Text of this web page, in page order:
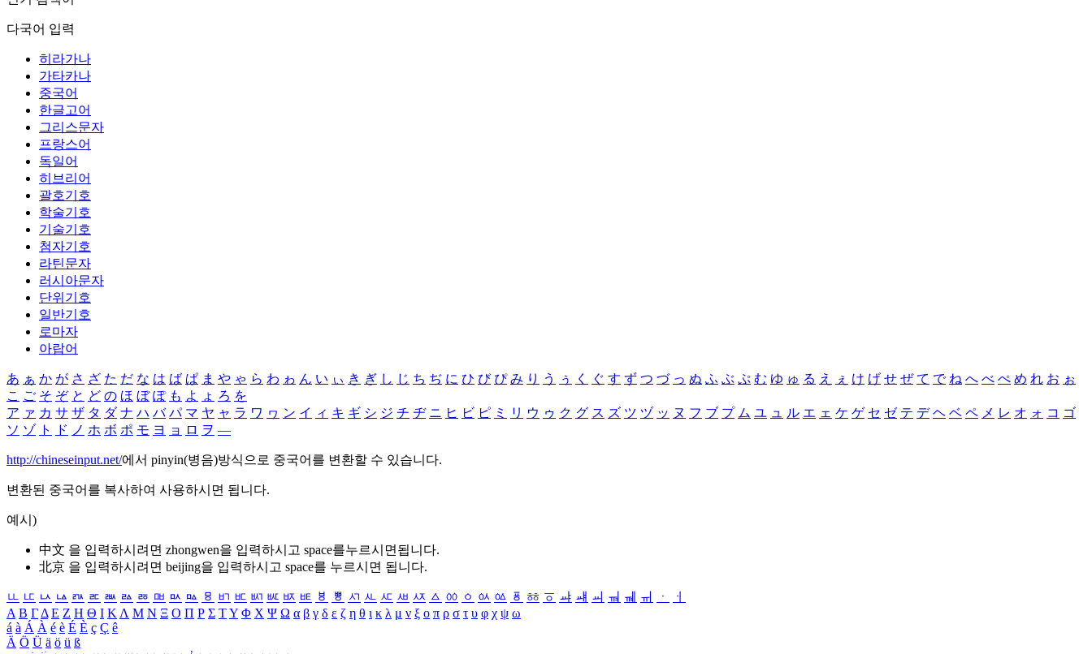
다국어 입력
히라가나
가타카나
중국어
한글고어
그리스문자
프랑스어
독일어
히브리어
괄호기호
학술기호
기술기호
첨자기호
라틴문자
러시아문자
단위기호
일반기호
로마자
아랍어
あ ぁ か が さ ざ た だ な は ば ぱ ま や ゃ ら わ ゎ ん い ぃ き ぎ し じ ち ぢ に ひ び ぴ み り う ぅ く ぐ す ず つ づ っ ぬ ふ ぶ ぷ む ゆ ゅ る え ぇ け げ せ ぜ て で ね へ べ ぺ め れ お ぉ
こ ご そ ぞ と ど の ほ ぼ ぽ も よ ょ ろ を
ア ァ カ サ ザ タ ダ ナ ハ バ パ マ ヤ ャ ラ ワ ヮ ン イ ィ キ ギ シ ジ チ ヂ ニ ヒ ビ ピ ミ リ ウ ゥ ク グ ス ズ ツ ヅ ッ ヌ フ ブ プ ム ユ ュ ル エ ェ ケ ゲ セ ゼ テ デ ヘ ベ ペ メ レ オ ォ コ ゴ
ソ ゾ ト ド ノ ホ ボ ポ モ ヨ ョ ロ ヲ ―
http://chineseinput.net/에서 pinyin(병음)방식으로 중국어를 변환할 수 있습니다.
변환된 중국어를 복사하여 사용하시면 됩니다.
예시)
中文 을 입력하시려면 zhongwen을 입력하시고 space를누르시면됩니다.
北京 을 입력하시려면 beijing을 입력하시고 space를 누르시면 됩니다.
ㅥ ㅦ ㅧ ㅨ ㅩ ㅪ ㅫ ㅬ ㅭ ㅮ ㅯ ㅰ ㅱ ㅲ ㅳ ㅴ ㅵ ㅶ ㅷ ㅸ ㅹ ㅺ ㅻ ㅼ ㅽ ㅾ ㅿ ㆀ ㆁ ㆂ ㆃ ㆄ ㆅ ㆆ ㆇ ㆈ ㆉ ㆊ ㆋ ㆌ ㆍ
ㆎ
Α Β ΓΔ Ε Ζ Η Θ Ι ΚΛ Μ Ν Ξ Ο Π Ρ Σ ΤΥ Φ Χ Ψ Ω α β γ δ ε ζ η θ ι κ λ μ ν ξ ο π ρ σ τ υ φ χ ψ ω
á à Á À é è É È ç Ç ê
Ä Ö Ü ä ö ü ß